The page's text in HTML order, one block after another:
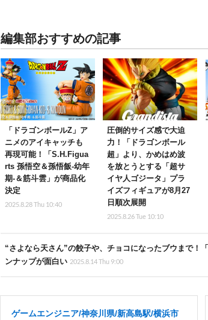
編集部おすすめの記事
「ドラゴンボールZ」ア
ニメのアイキャッチも
再現可能！「S.H.Figua
rts 孫悟空＆孫悟飯-幼年
期-＆筋斗雲」が商品化
決定
2025.8.28 Thu 10:40
圧倒的サイズ感で大迫
力！「ドラゴンボール
超」より、かめはめ波
を放とうとする「超サ
イヤ人ゴジータ」プラ
イズフィギュアが8月27
日順次展開
2025.8.26 Tue 10:10
“さよなら天さん”の餃子や、チョコになったブウまで！
ンナップが面白い 2025.8.14 Thu 9:00
ゲームエンジニア/神奈川県/新高島駅/横浜市